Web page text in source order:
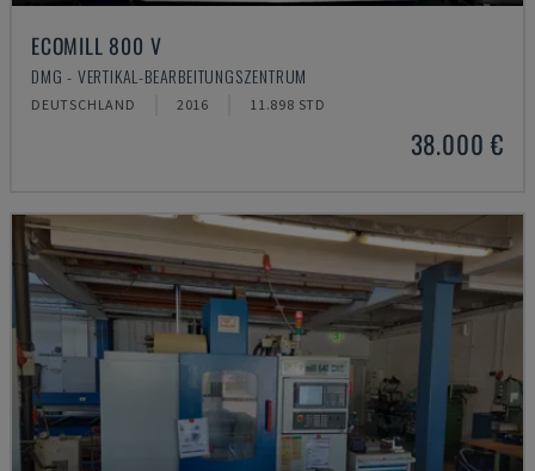
ECOMILL 800 V
DMG - VERTIKAL-BEARBEITUNGSZENTRUM
DEUTSCHLAND 2016 11.898 STD
38.000 €